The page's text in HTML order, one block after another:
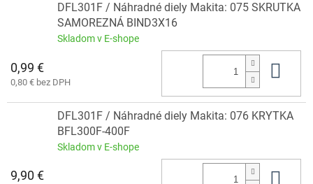
DFL301F / Náhradné diely Makita: 075 SKRUTKA
SAMOREZNÁ BIND3X16
Skladom v E-shope
0,99 €
0,80 € bez DPH
DFL301F / Náhradné diely Makita: 076 KRYTKA
BFL300F-400F
Skladom v E-shope
9,90 €